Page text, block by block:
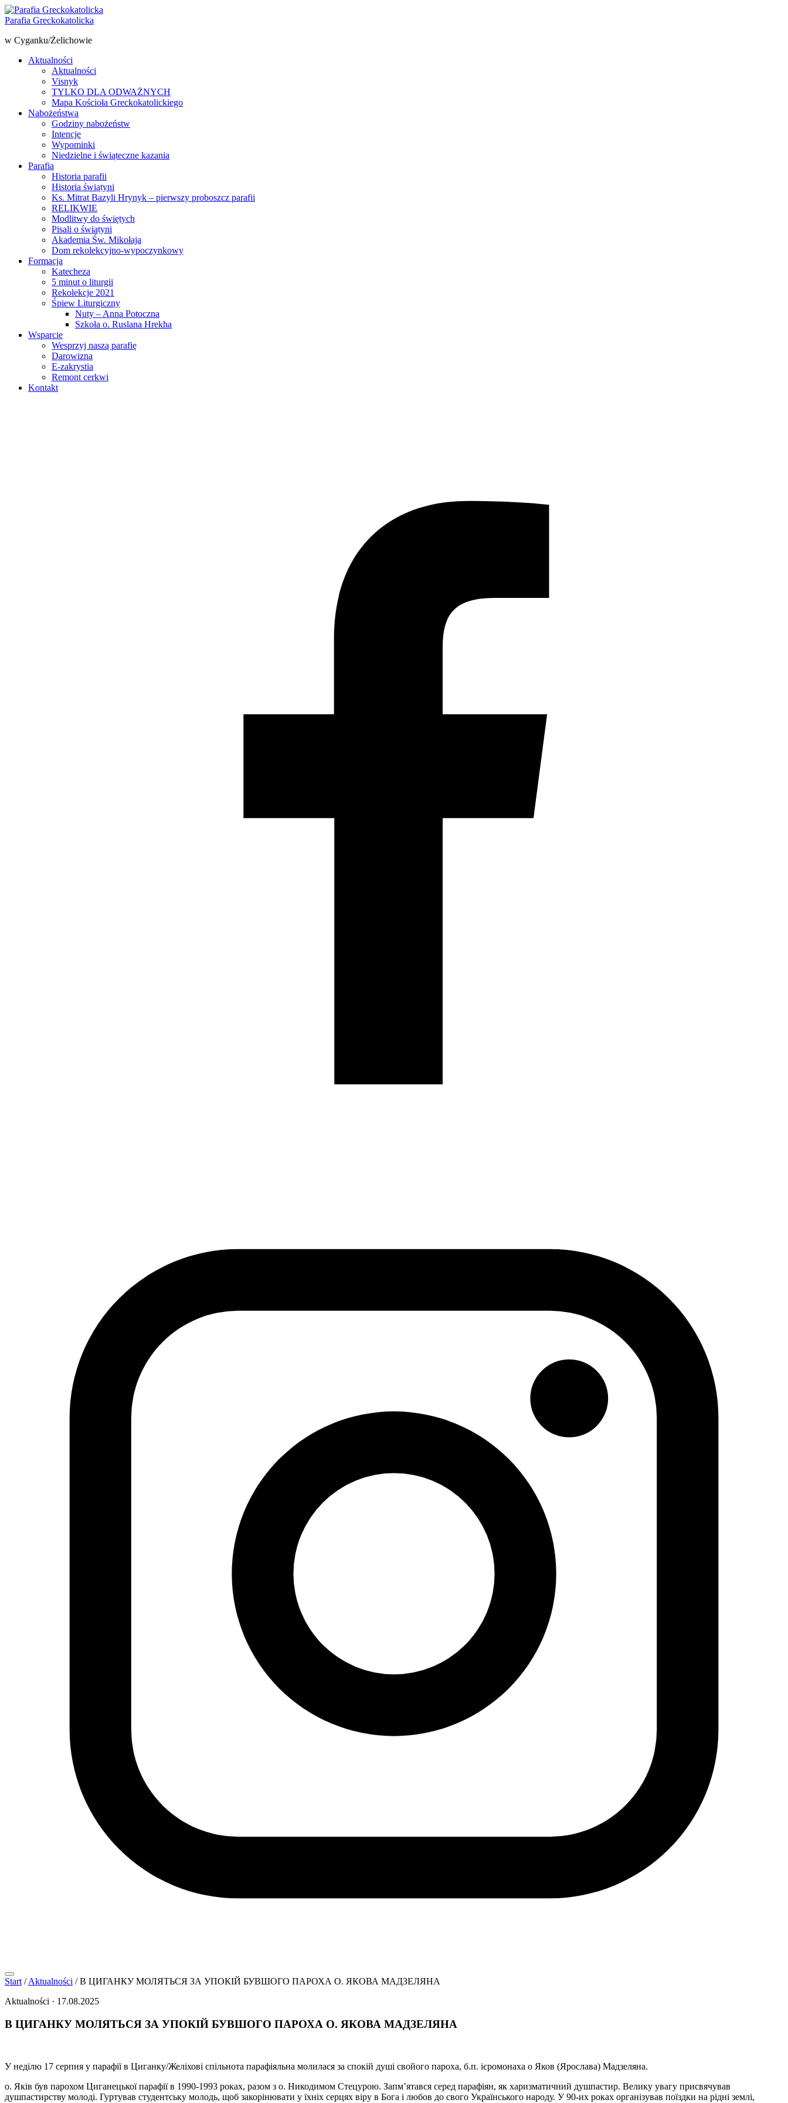
Parafia Greckokatolicka
w Cyganku/Żelichowie
Aktualności
Aktualności
Visnyk
TYLKO DLA ODWAŻNYCH
Mapa Kościoła Greckokatolickiego
Nabożeństwa
Godziny nabożeństw
Intencje
Wypominki
Niedzielne i świąteczne kazania
Parafia
Historia parafii
Historia świątyni
Ks. Mitrat Bazyli Hrynyk – pierwszy proboszcz parafii
RELIKWIE
Modlitwy do świętych
Pisali o świątyni
Akademia Św. Mikołaja
Dom rekolekcyjno-wypoczynkowy
Formacja
Katecheza
5 minut o liturgii
Rekolekcje 2021
Śpiew Liturgiczny
Nuty – Anna Potoczna
Szkoła о. Ruslana Hrekha
Wsparcie
Wesprzyj naszą parafię
Darowizna
E-zakrystia
Remont cerkwi
Kontakt
Start / Aktualności / В ЦИГАНКУ МОЛЯТЬСЯ ЗА УПОКІЙ БУВШОГО ПАРОХА О. ЯКОВА МАДЗЕЛЯНА
Aktualności · 17.08.2025
В ЦИГАНКУ МОЛЯТЬСЯ ЗА УПОКІЙ БУВШОГО ПАРОХА О. ЯКОВА МАДЗЕЛЯНА
У неділю 17 серпня у парафії в Циганку/Желіхові спільнота парафіяльна молилася за спокій душі свойого пароха, б.п. ієромонаха о Яков (Ярослава) Мадзеляна.
о. Яків був парохом Циганецької парафії в 1990-1993 роках, разом з о. Никодимом Стецурою. Запмʼятався серед парафіян, як харизматичний душпастир. Велику увагу присвячував
душпастирству молоді. Гуртував студентську молодь, щоб закорінювати у їхніх серцях віру в Бога і любов до свого Українського народу. У 90-их роках організував поїздки на рідні землі,